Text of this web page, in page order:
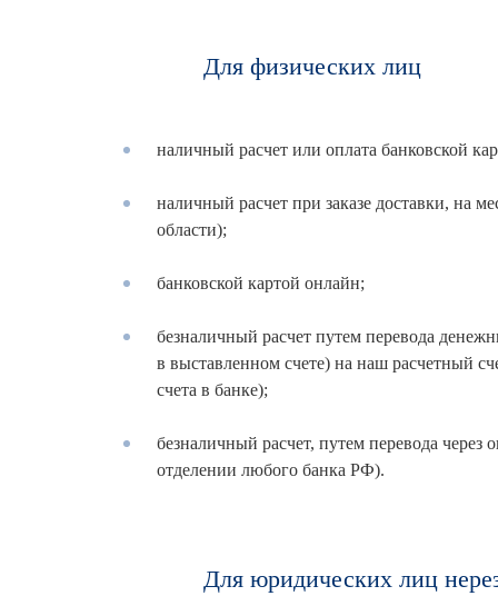
Для физических лиц
наличный расчет или оплата банковской
наличный расчет при заказе доставки, на
области);
банковской картой онлайн;
безналичный расчет путем перевода
в выставленном счете) на наш расчетный
счета в банке);
безналичный расчет, путем перевода
отделении любого банка РФ).
Для юридических лиц